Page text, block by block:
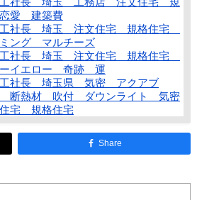
愛 建築費
社長 埼玉 注文住宅 規格住宅
ング マルチーズ
社長 埼玉 注文住宅 規格住宅
イエロー 奇跡 運
社長 埼玉県 気密 アクアブ
断熱材 吹付 ダウンライト 気密
宅 規格住宅
Share